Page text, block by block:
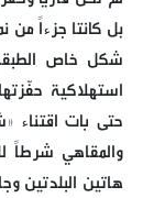
بل كانتا جزءاً من
شكل خاص
استهلاكية
حتى بات اقتناء
والمقاهي شرطاً
هاتين البلدتين